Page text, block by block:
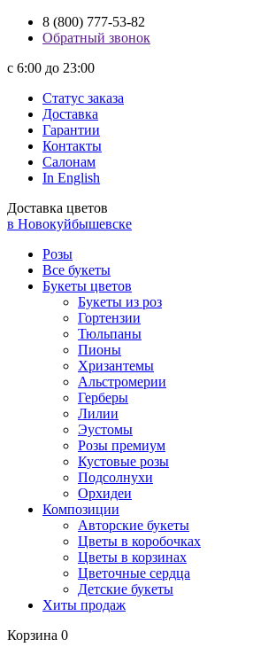
8 (800) 777-53-82
Обратный звонок
с 6:00 до 23:00
Статус заказа
Доставка
Гарантии
Контакты
Салонам
In English
Доставка цветов
в Новокуйбышевске
Розы
Все букеты
Букеты цветов
Букеты из роз
Гортензии
Тюльпаны
Пионы
Хризантемы
Альстромерии
Герберы
Лилии
Эустомы
Розы премиум
Кустовые розы
Подсолнухи
Орхидеи
Композиции
Авторские букеты
Цветы в коробочках
Цветы в корзинах
Цветочные сердца
Детские букеты
Хиты продаж
Корзина 0